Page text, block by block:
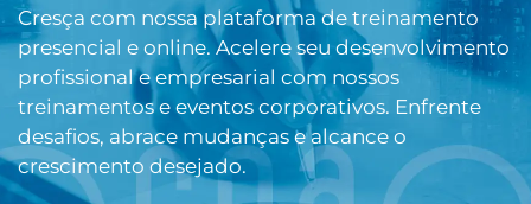
Cresça com nossa plataforma de treinamento
presencial e online. Acelere seu desenvolvimento
profissional e empresarial com nossos
treinamentos e eventos corporativos. Enfrente
desafios, abrace mudanças e alcance o
crescimento desejado.